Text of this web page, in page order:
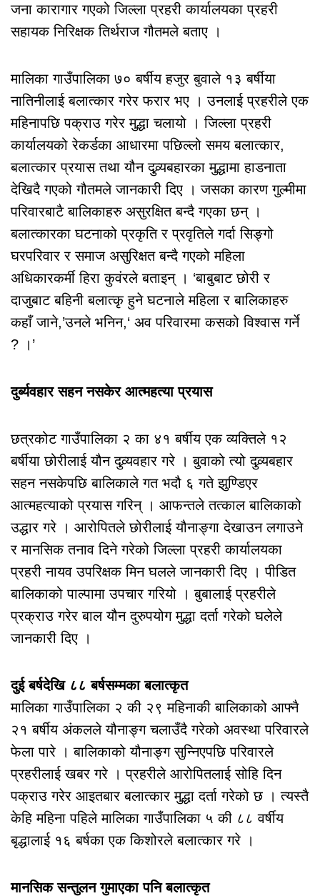
जना कारागार गएको जिल्ला प्रहरी कार्यालयका प्रहरी
सहायक निरिक्षक तिर्थराज गौतमले बताए ।
मालिका गाउँपालिका ७० बर्षीय हजुर बुवाले १३ बर्षीया
नातिनीलाई बलात्कार गरेर फरार भए । उनलाई प्रहरीले एक
महिनापछि पक्राउ गरेर मुद्धा चलायो । जिल्ला प्रहरी
कार्यालयको रेकर्डका आधारमा पछिल्लो समय बलात्कार,
बलात्कार प्रयास तथा यौन दुव्र्यबहारका मुद्धामा हाडनाता
देखिदै गएको गौतमले जानकारी दिए । जसका कारण गुल्मीमा
परिवारबाटै बालिकाहरु असुरक्षित बन्दै गएका छन् ।
बलात्कारका घटनाको प्रकृति र प्रवृतिले गर्दा सिङ्गो
घरपरिवार र समाज असुरिक्षत बन्दै गएको महिला
अधिकारकर्मी हिरा कुवंरले बताइन् । ‘बाबुबाट छोरी र
दाजुबाट बहिनी बलात्कृ हुने घटनाले महिला र बालिकाहरु
कहाँ जाने,’उनले भनिन,‘ अव परिवारमा कसको विश्वास गर्ने
? ।’
दुर्ब्यवहार सहन नसकेर आत्महत्या प्रयास
छत्रकोट गाउँपालिका २ का ४१ बर्षीय एक व्यक्तिले १२
बर्षीया छोरीलाई यौन दुव्र्यवहार गरे । बुवाको त्यो दुव्र्यबहार
सहन नसकेपछि बालिकाले गत भदौ ६ गते झुण्डिएर
आत्महत्याको प्रयास गरिन् । आफन्तले तत्काल बालिकाको
उद्धार गरे । आरोपितले छोरीलाई यौनाङ्गा देखाउन लगाउने
र मानसिक तनाव दिने गरेको जिल्ला प्रहरी कार्यालयका
प्रहरी नायव उपरिक्षक मिन घलले जानकारी दिए । पीडित
बालिकाको पाल्पामा उपचार गरियो । बुबालाई प्रहरीले
प्रक्राउ गरेर बाल यौन दुरुपयोग मुद्धा दर्ता गरेको घलेले
जानकारी दिए ।
दुई बर्षदेखि ८८ बर्षसम्मका बलात्कृत
मालिका गाउँपालिका २ की २९ महिनाकी बालिकाको आफ्नै
२१ बर्षीय अंकलले यौनाङ्ग चलाउँदै गरेको अवस्था परिवारले
फेला पारे । बालिकाको यौनाङ्ग सुन्निएपछि परिवारले
प्रहरीलाई खबर गरे । प्रहरीले आरोपितलाई सोहि दिन
पक्राउ गरेर आइतबार बलात्कार मुद्धा दर्ता गरेको छ । त्यस्तै
केहि महिना पहिले मालिका गाउँपालिका ५ की ८८ वर्षीय
बृद्धालाई १६ बर्षका एक किशोरले बलात्कार गरे ।
मानसिक सन्तुलन गुमाएका पनि बलात्कृत